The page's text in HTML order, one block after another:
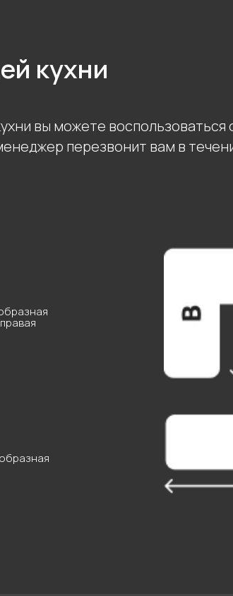
кухни
вы можете
перезвонит вам в
правая